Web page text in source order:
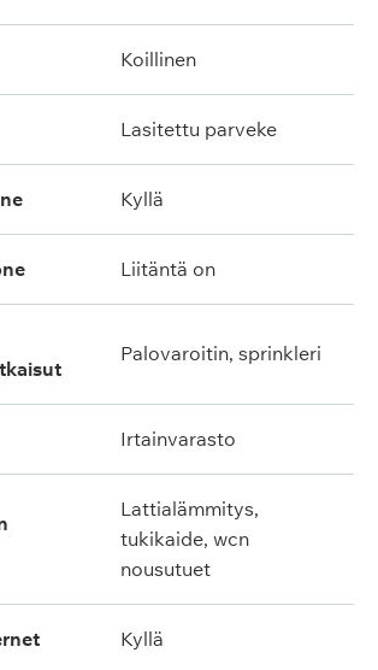
koillinen
lasitettu parveke
kyllä
liitäntä on
palovaroitin, sprinkleri
irtainvarasto
lattialämmitys,
tukikaide, wcn
nousutuet
kyllä